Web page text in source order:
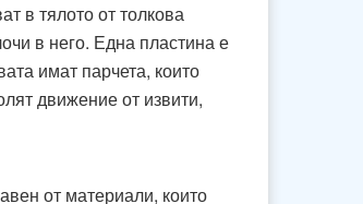
в тялото от толкова
в него. Една пластина е
имат парчета, които
движение от извити,
от материали, които